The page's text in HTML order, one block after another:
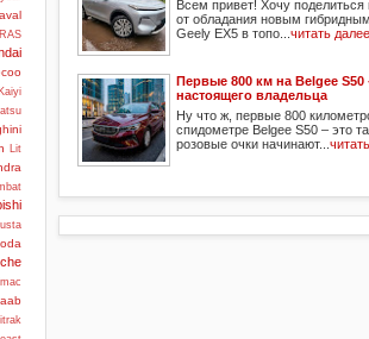
Всем привет! Хочу поделиться
от обладания новым
Geely EX5 в топо... читать далее
Первые 800 км на Belgee S50
настоящего владельца
Ну что ж, первые 800
спидометре Belgee S50 – это
розовые очки начинают...
Kaiyi
Lit